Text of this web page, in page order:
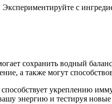
с
сохранить водный
а также могут
укреплению
энергию и тестируя